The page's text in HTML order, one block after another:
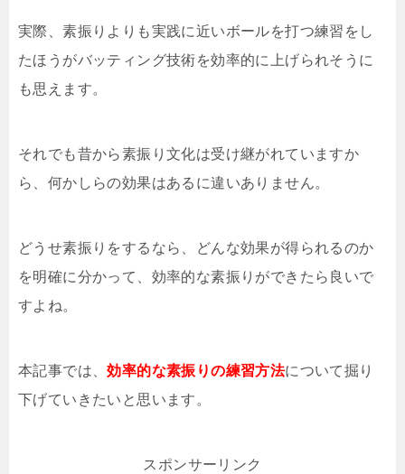
実際、素振りよりも実践に近いボールを打つ練習をし
たほうがバッティング技術を効率的に上げられそうに
も思えます。
それでも昔から素振り文化は受け継がれていますか
ら、何かしらの効果はあるに違いありません。
どうせ素振りをするなら、どんな効果が得られるのか
を明確に分かって、効率的な素振りができたら良いで
すよね。
本記事では、効率的な素振りの練習方法について掘り
下げていきたいと思います。
スポンサーリンク